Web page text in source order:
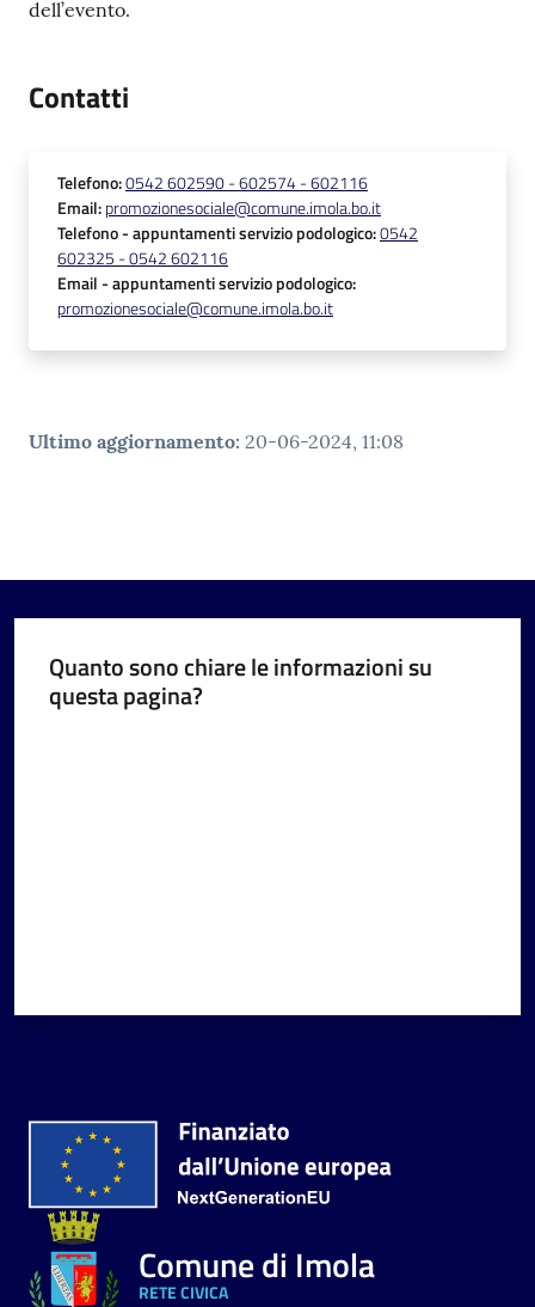
dell’evento.
Contatti
Telefono:0542 602590 - 602574 - 602116
Email:promozionesociale@comune.imola.bo.it
Telefono- appuntamenti servizio podologico:0542
602325 - 0542 602116
Email- appuntamenti servizio podologico:
promozionesociale@comune.imola.bo.it
Ultimo aggiornamento: 20-06-2024, 11:08
Quanto sono chiare le informazioni su
questa pagina?
Comune di Imola
RETE CIVICA